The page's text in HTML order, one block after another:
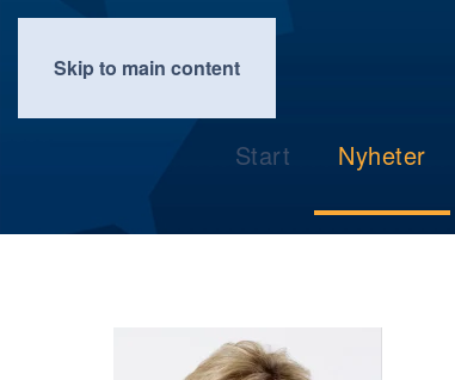
Skip to main content
Start Nyheter